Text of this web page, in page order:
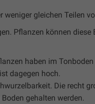
gleichen Teilen
Pflanzen können diese
haben im Tonboden
dagegen hoch.
Die recht
gehalten werden.